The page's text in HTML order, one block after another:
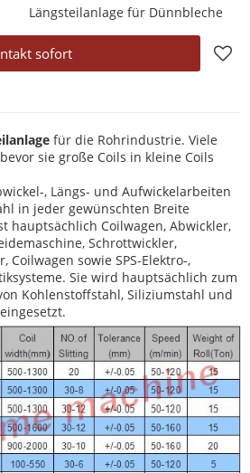
Längsteilanlage für Dünnbleche
sofort
für die Rohrindustrie. Viele
sie große Coils in kleine Coils
, Längs- und Aufwickelarbeiten
in jeder gewünschten Breite
hauptsächlich Coilwagen, Abwickler,
Schrottwickler,
Coilwagen sowie SPS-Elektro-,
Sie wird hauptsächlich zum
Kohlenstoffstahl, Siliziumstahl und